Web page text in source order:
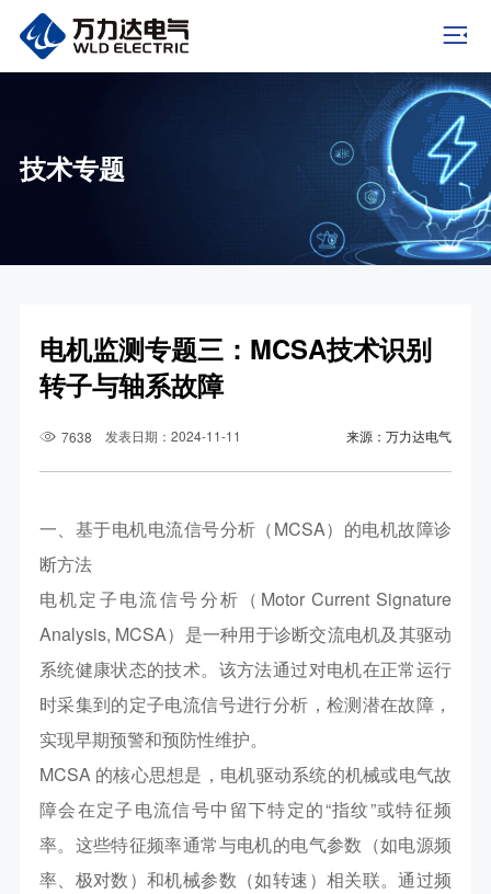
技术专题
电机监测专题三：MCSA技术识别
转子与轴系故障
7638 发表日期：2024-11-11 来源：万力达电气
一、基于电机电流信号分析（MCSA）的电机故障诊
断方法
电机定子电流信号分析（Motor Current Signature
Analysis, MCSA）是一种用于诊断交流电机及其驱动
系统健康状态的技术。该方法通过对电机在正常运行
时采集到的定子电流信号进行分析，检测潜在故障，
实现早期预警和预防性维护。
MCSA 的核心思想是，电机驱动系统的机械或电气故
障会在定子电流信号中留下特定的“指纹”或特征频
率。这些特征频率通常与电机的电气参数（如电源频
率、极对数）和机械参数（如转速）相关联。通过频